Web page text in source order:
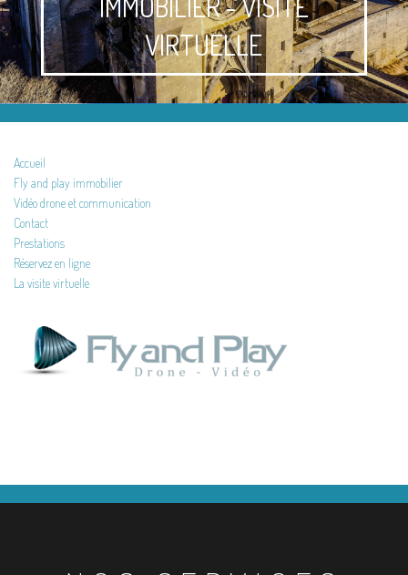
VIRTUELLE
Accueil
Fly and play immobilier
Vidéo drone et communication
Contact
Prestations
Réservez en ligne
La visite virtuelle